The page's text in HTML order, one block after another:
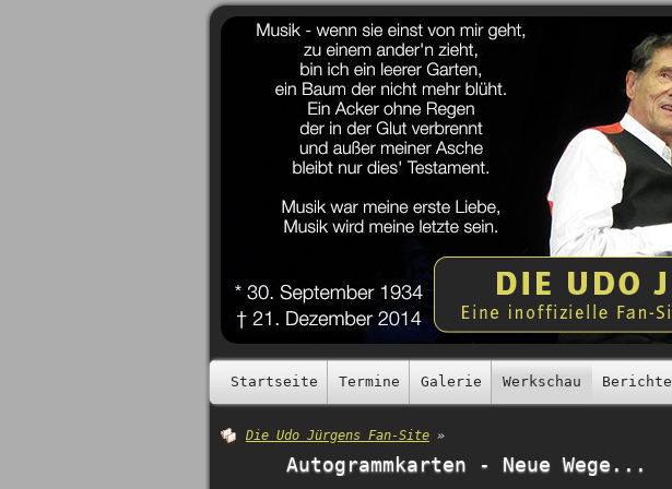
Startseite Termine Galerie Werkschau Berichte
Die Udo Jürgens Fan-Site »
Autogrammkarten - Neue Wege...